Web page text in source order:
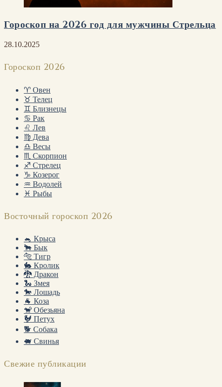
Гороскоп на 2026 год для мужчины Стрельца
28.10.2025
Гороскоп 2026
♈ Овен
♉ Телец
♊ Близнецы
♋ Рак
♌ Лев
♍ Дева
♎ Весы
♏ Скорпион
♐ Стрелец
♑ Козерог
♒ Водолей
♓ Рыбы
Восточный гороскоп 2026
🐁 Крыса
🐂 Бык
🐅 Тигр
🐇 Кролик
🐉 Дракон
🐍 Змея
🐎 Лошадь
🐐 Коза
🐒 Обезьяна
🐓 Петух
🐕 Собака
🐖 Свинья
Свежие публикации